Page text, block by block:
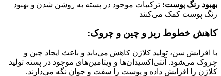
بهبود رنگ پوست: ترکیبات موجود در پسته به روشن شدن و بهبود
رنگ پوست کمک می‌کنند
کاهش خطوط ریز و چین و چروک:
با افزایش سن، تولید کلاژن کاهش می‌یابد و باعث ایجاد چین و
چروک می‌شود. آنتی‌اکسیدان‌ها و ویتامین‌های موجود در پسته تولید
کلاژن را افزایش داده و پوست را سفت و جوان نگه می‌دارند.